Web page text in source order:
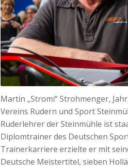
Martin „Stromi“ Strohmenger,
Vereins Rudern und Sport
Ruderlehrer der Steinmühle ist
Diplomtrainer des Deutschen
Trainerkarriere erzielte er mit
Deutsche Meistertitel, sieben